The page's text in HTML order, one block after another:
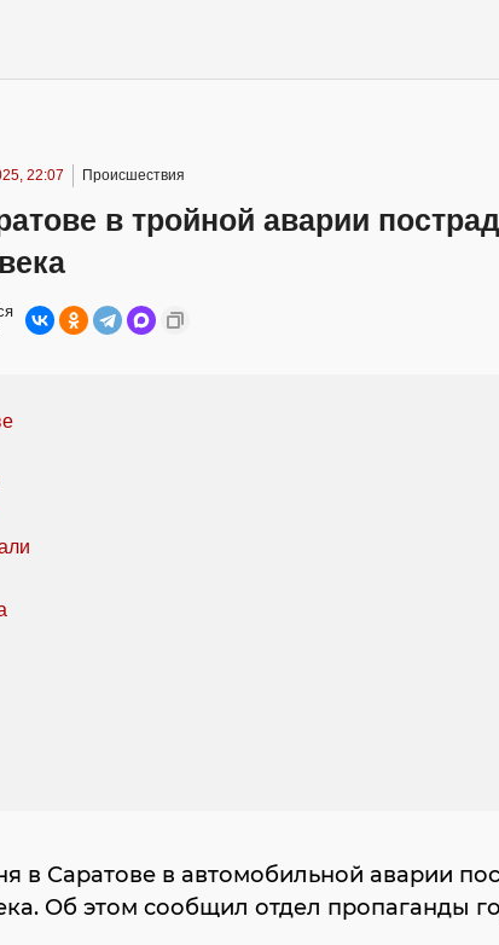
22:07 Происшествия
в тройной аварии
в Саратове в автомобильной аварии
Об этом сообщил отдел пропаганды